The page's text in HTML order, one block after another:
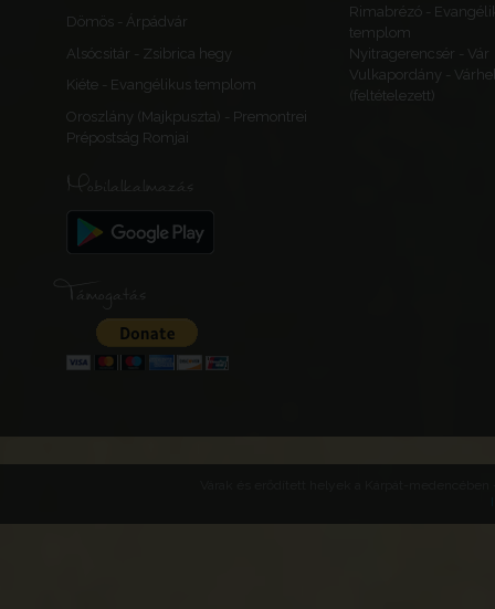
Dömös - Árpádvár
Rimabrézó -
templom
Alsócsitár - Zsibrica hegy
Nyitragerencsér - Vár
Kiéte - Evangélikus templom
Vulkapordány -
(feltételezett)
Oroszlány (Majkpuszta) - Premontrei
Prépostság Romjai
Mobilalkalmazás
Támogatás